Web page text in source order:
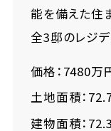
能を備えた住
全3邸のレジデ
価格：7480万
土地面積：
建物面積：